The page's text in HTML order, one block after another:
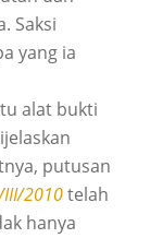
Saksi
yang ia
alat bukti
putusan
2010telah
hanya